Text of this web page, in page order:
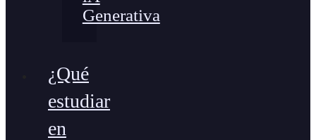
Generativa
¿Qué
estudiar
en